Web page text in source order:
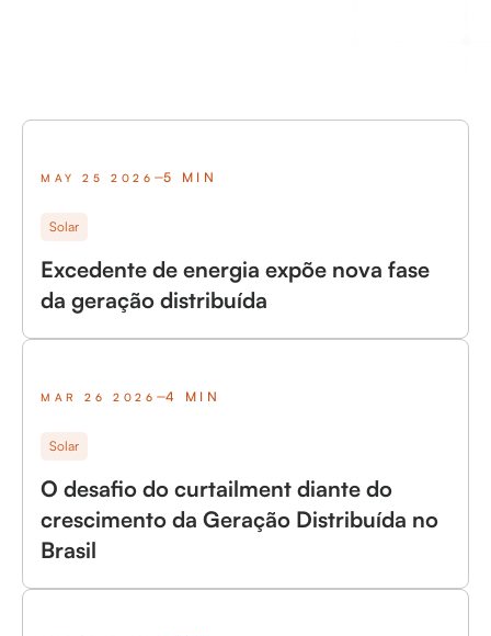
MAY 25 2026 5 MIN
Solar
Excedente de energia expõe nova fase
da geração distribuída
MAR 26 2026 4 MIN
Solar
O desafio do curtailment diante do
crescimento da Geração Distribuída no
Brasil